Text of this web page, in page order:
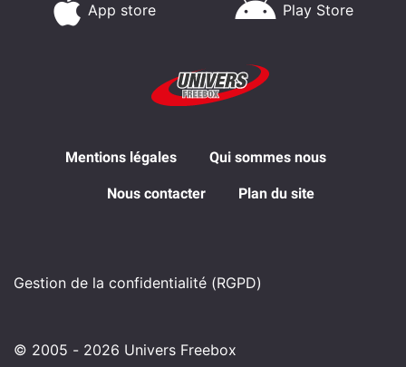
App store Play Store
Mentions légales Qui sommes nous
Nous contacter Plan du site
Gestion de la confidentialité (RGPD)
© 2005 - 2026 Univers Freebox